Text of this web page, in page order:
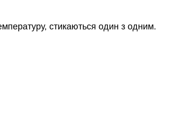
стикаються один з одним.